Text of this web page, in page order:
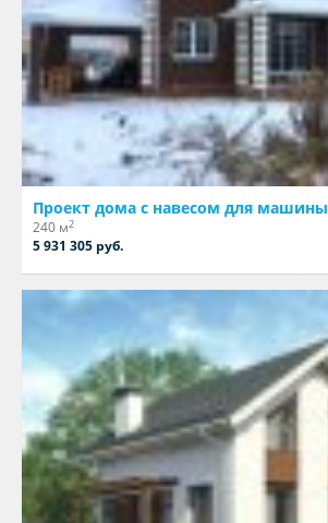
Проект дома с навесом для машины
240 м2
5 931 305 руб.